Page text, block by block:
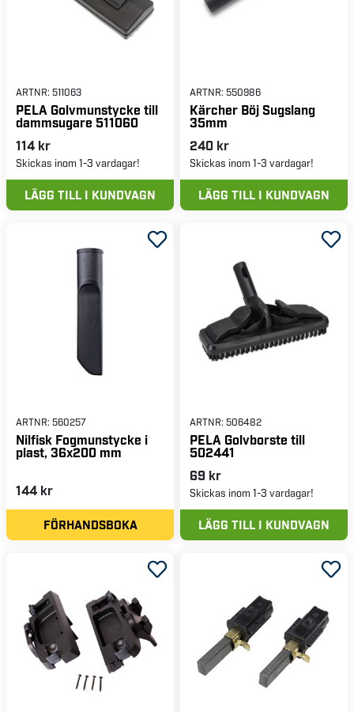
ARTNR: 511063
PELA Golvmunstycke till
dammsugare 511060
114 kr
Skickas inom 1-3 vardagar!
LÄGG TILL I KUNDVAGN
ARTNR: 550986
Kärcher Böj Sugslang
35mm
240 kr
Skickas inom 1-3 vardagar!
LÄGG TILL I KUNDVAGN
ARTNR: 560257
Nilfisk Fogmunstycke i
plast, 36x200 mm
144 kr
FÖRHANDSBOKA
ARTNR: 506482
PELA Golvborste till
502441
69 kr
Skickas inom 1-3 vardagar!
LÄGG TILL I KUNDVAGN